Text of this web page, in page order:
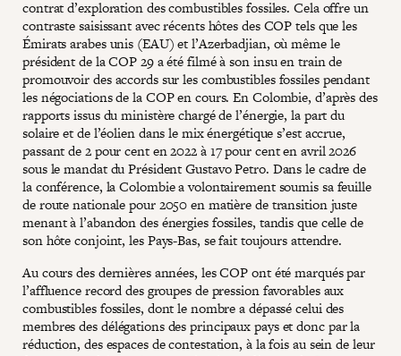
contrat d’exploration des combustibles fossiles. Cela offre un
contraste saisissant avec récents hôtes des COP tels que les
Émirats arabes unis (EAU) et l’Azerbadjian, où même le
président de la COP 29 a été filmé à son insu en train de
promouvoir des accords sur les combustibles fossiles pendant
les négociations de la COP en cours. En Colombie, d’après des
rapports issus du ministère chargé de l’énergie, la part du
solaire et de l’éolien dans le mix énergétique s’est accrue,
passant de 2 pour cent en 2022 à 17 pour cent en avril 2026
sous le mandat du Président Gustavo Petro. Dans le cadre de
la conférence, la Colombie a volontairement soumis sa feuille
de route nationale pour 2050 en matière de transition juste
menant à l’abandon des énergies fossiles, tandis que celle de
son hôte conjoint, les Pays-Bas, se fait toujours attendre.
Au cours des dernières années, les COP ont été marqués par
l’affluence record des groupes de pression favorables aux
combustibles fossiles, dont le nombre a dépassé celui des
membres des délégations des principaux pays et donc par la
réduction, des espaces de contestation, à la fois au sein de leur